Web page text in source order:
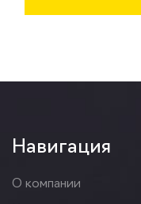
Навигация
О компании